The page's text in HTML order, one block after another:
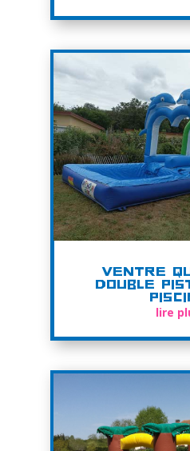
Ventre
Double
lire